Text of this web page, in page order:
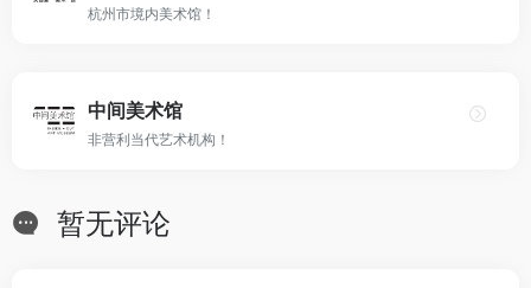
杭州市境内美术馆！
中间美术馆
非营利当代艺术机构！
暂无评论